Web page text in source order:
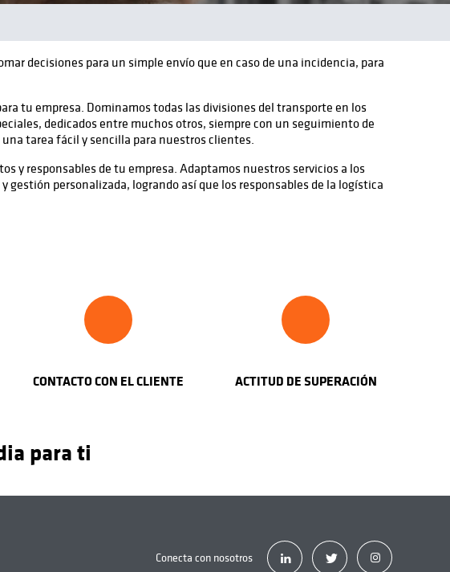
decisiones para un simple envío que en caso de una incidencia, para
tu empresa. Dominamos todas las divisiones del transporte en los
dedicados entre muchos otros, siempre con un seguimiento de
tarea fácil y sencilla para nuestros clientes.
y responsables de tu empresa. Adaptamos nuestros servicios a los
personalizada, logrando así que los responsables de la logística
CONTACTO CON EL CLIENTE ACTITUD DE SUPERACIÓN
para ti
Conecta con nosotros